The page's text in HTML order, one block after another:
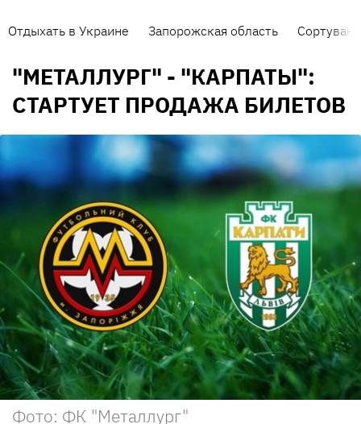
Отдыхать в Украине Запорожская область
"МЕТАЛЛУРГ" - "КАРПАТЫ":
СТАРТУЕТ ПРОДАЖА БИЛЕТОВ
Фото: ФК "Металлург"